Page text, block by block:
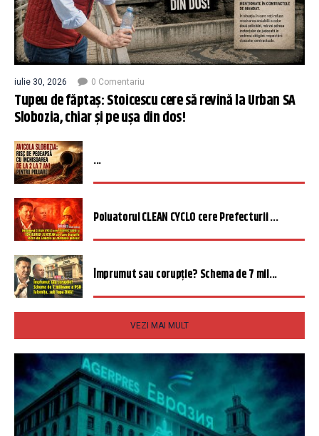
iulie 30, 2026 0 Comentariu
Tupeu de făptaș: Stoicescu cere să revină la Urban SA
Slobozia, chiar și pe ușa din dos!
...
Poluatorul CLEAN CYCLO cere Prefecturii ...
Împrumut sau corupție? Schema de 7 mil...
VEZI MAI MULT